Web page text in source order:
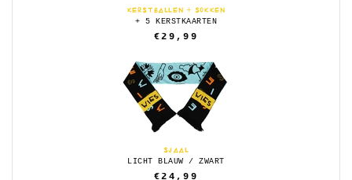
KERSTBALLEN + SOKKEN
+ 5 KERSTKAARTEN
€29,99
SJAAL
LICHT BLAUW / ZWART
€24,99